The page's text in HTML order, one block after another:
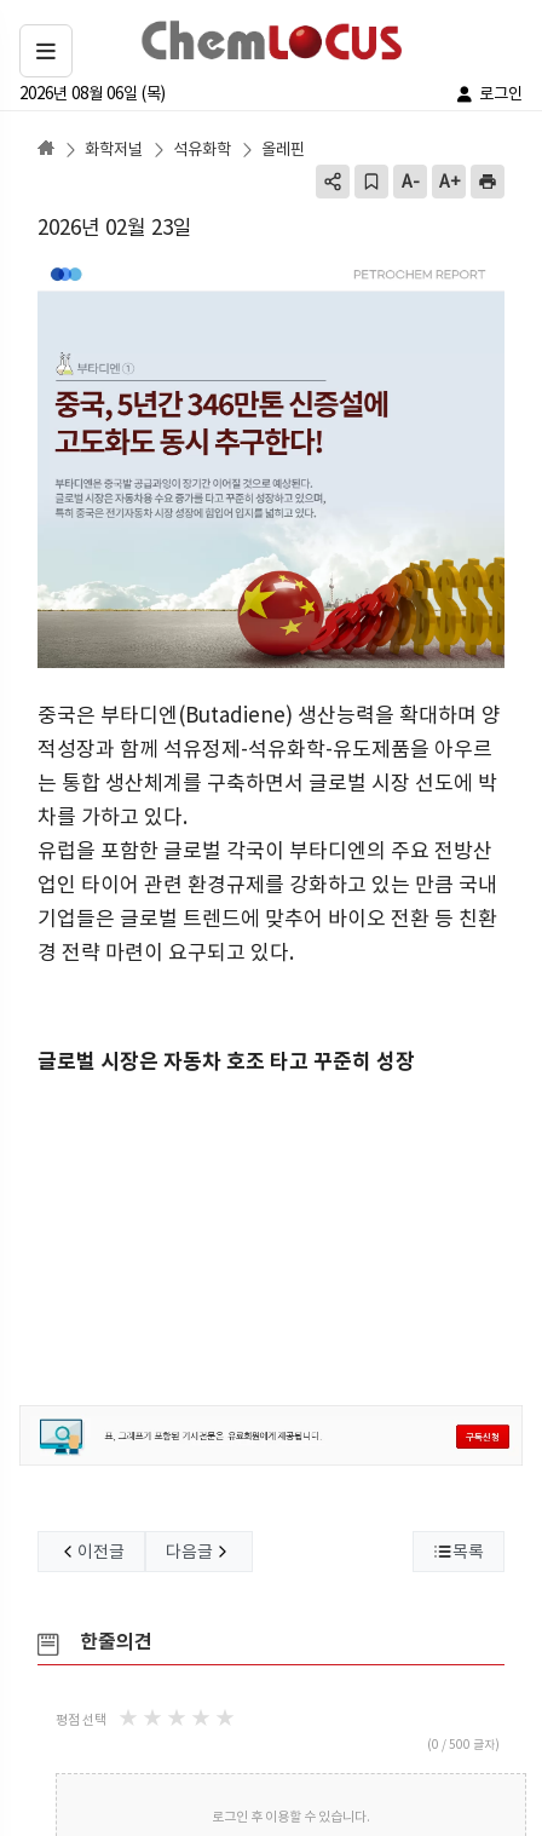
2026년 08월 06일 (목) 로그인
화학저널 석유화학 올레핀
2026년 02월 23일
중국은 부타디엔(Butadiene) 생산능력을 확대하며 양
적성장과 함께 석유정제-석유화학-유도제품을 아우르
는 통합 생산체계를 구축하면서 글로벌 시장 선도에 박
차를 가하고 있다.
유럽을 포함한 글로벌 각국이 부타디엔의 주요 전방산
업인 타이어 관련 환경규제를 강화하고 있는 만큼 국내
기업들은 글로벌 트렌드에 맞추어 바이오 전환 등 친환
경 전략 마련이 요구되고 있다.
글로벌 시장은 자동차 호조 타고 꾸준히 성장
이전글 다음글 목록
한줄의견
평점 선택 ★ ★ ★ ★ ★
(0 / 500 글자)
로그인 후 이용할 수 있습니다.